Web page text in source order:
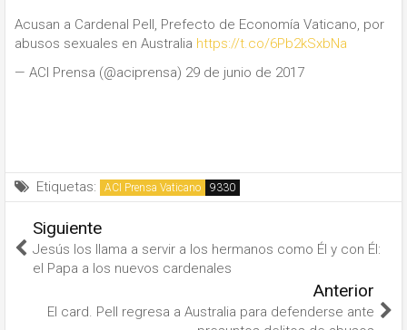
Acusan a Cardenal Pell, Prefecto de Economía Vaticano, por
abusos sexuales en Australia https://t.co/6Pb2kSxbNa
— ACI Prensa (@aciprensa) 29 de junio de 2017
Etiquetas: ACI Prensa Vaticano
Siguiente
Jesús los llama a servir a los hermanos como Él y con Él:
el Papa a los nuevos cardenales
Anterior
El card. Pell regresa a Australia para defenderse ante